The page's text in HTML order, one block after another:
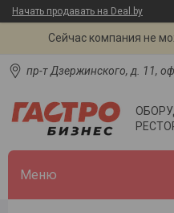
Начать продавать на Deal.by
Сейчас компания не
пр-т Дзержинского, д. 11,